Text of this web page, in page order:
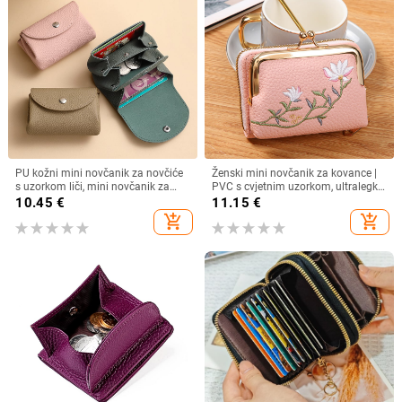
PU kožni mini novčanik za novčiće
s uzorkom liči, mini novčanik za
kartice, podstava od poliestera,
svakodnevna primjena, jesen 2024
10.45 €
add_shopping_cart
Ženski mini novčanik za kovance |
PVC s cvjetnim uzorkom, ultralegki,
dvostruki preklop
11.15 €
add_shopping_cart